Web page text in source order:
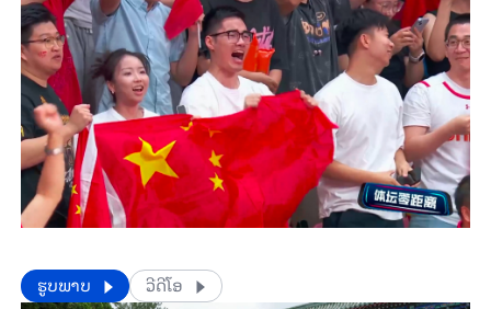
​​ຮູບພາບ ວີດີໂອ